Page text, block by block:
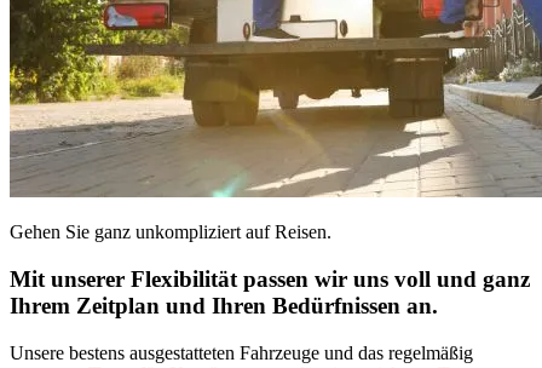
Gehen Sie ganz unkompliziert auf Reisen.
Mit unserer Flexibilität passen wir uns voll und ganz
Ihrem Zeitplan und Ihren Bedürfnissen an.
Unsere bestens ausgestatteten Fahrzeuge und das regelmäßig